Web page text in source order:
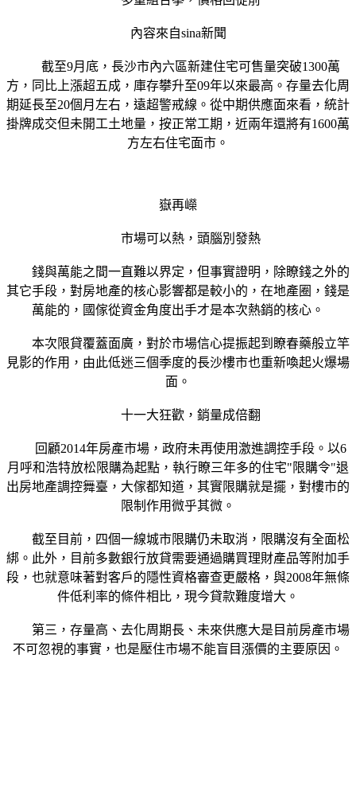
內容來自sina新聞
截至9月底，長沙市內六區新建住宅可售量突破1300萬
方，同比上漲超五成，庫存攀升至09年以來最高。存量去化周
期延長至20個月左右，遠超警戒線。從中期供應面來看，統計
掛牌成交但未開工土地量，按正常工期，近兩年還將有1600萬
方左右住宅面市。
嶽再嶸
市場可以熱，頭腦別發熱
錢與萬能之間一直難以界定，但事實證明，除瞭錢之外的
其它手段，對房地產的核心影響都是較小的，在地產圈，錢是
萬能的，國傢從資金角度出手才是本次熱銷的核心。
本次限貸覆蓋面廣，對於市場信心提振起到瞭春藥般立竿
見影的作用，由此低迷三個季度的長沙樓市也重新喚起火爆場
面。
十一大狂歡，銷量成倍翻
回顧2014年房產市場，政府未再使用激進調控手段。以6
月呼和浩特放松限購為起點，執行瞭三年多的住宅"限購令"退
出房地產調控舞臺，大傢都知道，其實限購就是擺，對樓市的
限制作用微乎其微。
截至目前，四個一線城市限購仍未取消，限購沒有全面松
綁。此外，目前多數銀行放貸需要通過購買理財產品等附加手
段，也就意味著對客戶的隱性資格審查更嚴格，與2008年無條
件低利率的條件相比，現今貸款難度增大。
第三，存量高、去化周期長、未來供應大是目前房產市場
不可忽視的事實，也是壓住市場不能盲目漲價的主要原因。